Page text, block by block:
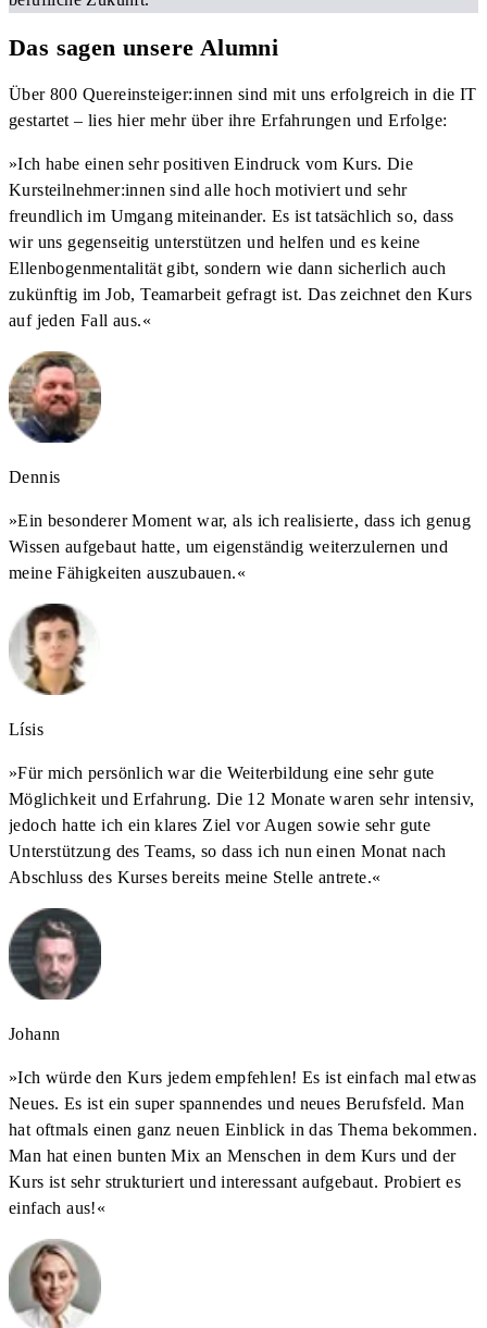
Das sagen unsere Alumni
Über 800 Quereinsteiger:innen sind mit uns erfolgreich in die IT
gestartet – lies hier mehr über ihre Erfahrungen und Erfolge:
»Ich habe einen sehr positiven Eindruck vom Kurs. Die
Kursteilnehmer:innen sind alle hoch motiviert und sehr
freundlich im Umgang miteinander. Es ist tatsächlich so, dass
wir uns gegenseitig unterstützen und helfen und es keine
Ellenbogenmentalität gibt, sondern wie dann sicherlich auch
zukünftig im Job, Teamarbeit gefragt ist. Das zeichnet den Kurs
auf jeden Fall aus.«
Dennis
»Ein besonderer Moment war, als ich realisierte, dass ich genug
Wissen aufgebaut hatte, um eigenständig weiterzulernen und
meine Fähigkeiten auszubauen.«
Lísis
»Für mich persönlich war die Weiterbildung eine sehr gute
Möglichkeit und Erfahrung. Die 12 Monate waren sehr intensiv,
jedoch hatte ich ein klares Ziel vor Augen sowie sehr gute
Unterstützung des Teams, so dass ich nun einen Monat nach
Abschluss des Kurses bereits meine Stelle antrete.«
Johann
»Ich würde den Kurs jedem empfehlen! Es ist einfach mal etwas
Neues. Es ist ein super spannendes und neues Berufsfeld. Man
hat oftmals einen ganz neuen Einblick in das Thema bekommen.
Man hat einen bunten Mix an Menschen in dem Kurs und der
Kurs ist sehr strukturiert und interessant aufgebaut. Probiert es
einfach aus!«